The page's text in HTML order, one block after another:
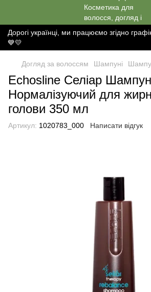
Дорогі українці, ми працюємо згідно
💙💛
Догляд за волоссям Шампуні
Echosline Селіар
Нормалізуючий для
голови 350 мл
Артикул: 1020783_000 Написати відгук